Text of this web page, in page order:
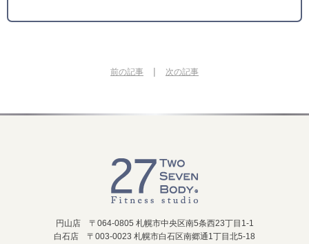
前の記事 | 次の記事
円山店 〒064-0805 札幌市中央区南5条西23丁目1-1
白石店 〒003-0023 札幌市白石区南郷通1丁目北5-18